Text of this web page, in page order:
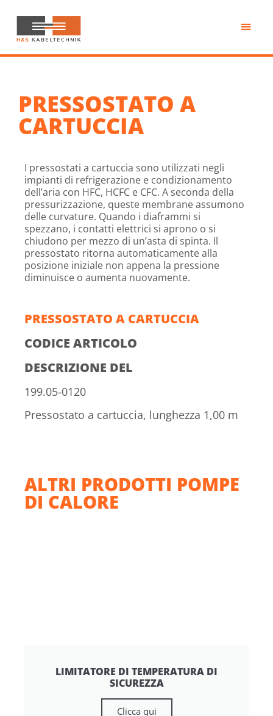
contenuto
principale
H&S
Kabeltechnik
PRESSOSTATO A
CARTUCCIA
I pressostati a cartuccia sono utilizzati negli
impianti di refrigerazione e condizionamento
dell’aria con HFC, HCFC e CFC. A seconda della
pressurizzazione, queste membrane assumono
delle curvature. Quando i diaframmi si
spezzano, i contatti elettrici si aprono o si
chiudono per mezzo di un’asta di spinta. Il
pressostato ritorna automaticamente alla
posizione iniziale non appena la pressione
diminuisce o aumenta nuovamente.
PRESSOSTATO A CARTUCCIA
CODICE ARTICOLO
DESCRIZIONE DEL
199.05-0120
Pressostato a cartuccia, lunghezza 1,00 m
ALTRI PRODOTTI POMPE
DI CALORE
LIMITATORE DI TEMPERATURA DI
SICUREZZA
Clicca qui